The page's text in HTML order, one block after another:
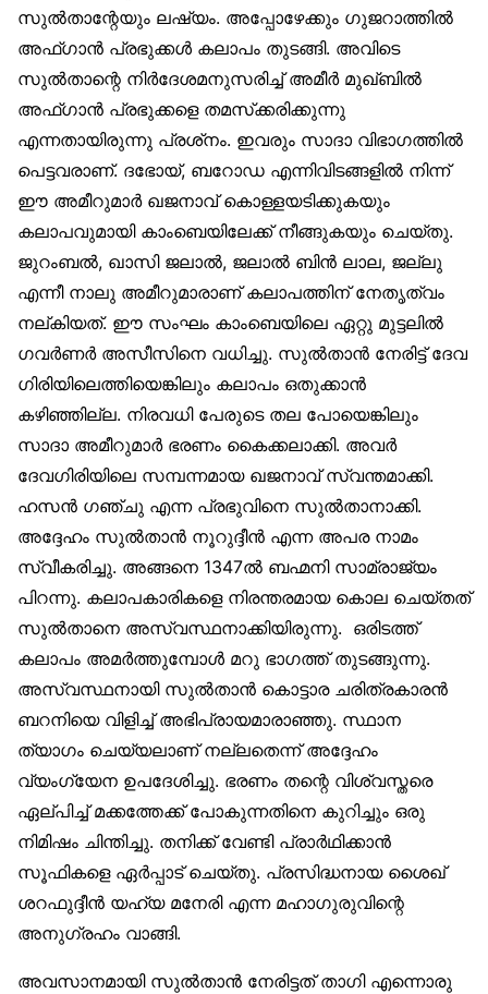
സുല്‍താന്റേയും ലഷ്യം. അപ്പോഴേക്കും ഗുജറാത്തില്‍
അഫ്ഗാന്‍ പ്രഭുക്കള്‍ കലാപം തുടങ്ങി. അവിടെ
സുല്‍താന്റെ നിര്‍ദേശമനുസരിച്ച് അമീര്‍ മുഖ്ബില്‍
അഫ്ഗാന്‍ പ്രഭുക്കളെ തമസ്‌ക്കരിക്കുന്നു
എന്നതായിരുന്നു പ്രശ്‌നം. ഇവരും സാദാ വിഭാഗത്തില്‍
പെട്ടവരാണ്. ദഭോയ്, ബറോഡ എന്നിവിടങ്ങളില്‍ നിന്ന്
ഈ അമീറുമാര്‍ ഖജനാവ് കൊള്ളയടിക്കുകയും
കലാപവുമായി കാംബെയിലേക്ക് നീങ്ങുകയും ചെയ്തു.
ജുറംബല്‍, ഖാസി ജലാല്‍, ജലാല്‍ ബിന്‍ ലാല, ജല്ലു
എന്നീ നാലു അമീറുമാരാണ് കലാപത്തിന് നേതൃത്വം
നല്കിയത്. ഈ സംഘം കാംബെയിലെ ഏറ്റു മുട്ടലില്‍
ഗവര്‍ണര്‍ അസീസിനെ വധിച്ചു. സുല്‍താന്‍ നേരിട്ട് ദേവ
ഗിരിയിലെത്തിയെങ്കിലും കലാപം ഒതുക്കാന്‍
കഴിഞ്ഞില്ല. നിരവധി പേരുടെ തല പോയെങ്കിലും
സാദാ അമീറുമാര്‍ ഭരണം കൈക്കലാക്കി. അവര്‍
ദേവഗിരിയിലെ സമ്പന്നമായ ഖജനാവ് സ്വന്തമാക്കി.
ഹസന്‍ ഗഞ്ചു എന്ന പ്രഭുവിനെ സുല്‍താനാക്കി.
അദ്ദേഹം സുല്‍താന്‍ നൂറുദ്ദീന്‍ എന്ന അപര നാമം
സ്വീകരിച്ചു. അങ്ങനെ 1347ല്‍ ബഹ്മനി സാമ്രാജ്യം
പിറന്നു. കലാപകാരികളെ നിരന്തരമായ കൊല ചെയ്തത്
സുല്‍താനെ അസ്വസ്ഥനാക്കിയിരുന്നു. ഒരിടത്ത്
കലാപം അമര്‍ത്തുമ്പോള്‍ മറു ഭാഗത്ത് തുടങ്ങുന്നു.
അസ്വസ്ഥനായി സുല്‍താന്‍ കൊട്ടാര ചരിത്രകാരന്‍
ബറനിയെ വിളിച്ച് അഭിപ്രായമാരാഞ്ഞു. സ്ഥാന
ത്യാഗം ചെയ്യലാണ് നല്ലതെന്ന് അദ്ദേഹം
വ്യംഗ്യേന ഉപദേശിച്ചു. ഭരണം തന്റെ വിശ്വസ്തരെ
ഏല്പിച്ച് മക്കത്തേക്ക് പോകുന്നതിനെ കുറിച്ചും ഒരു
നിമിഷം ചിന്തിച്ചു. തനിക്ക് വേണ്ടി പ്രാര്‍ഥിക്കാന്‍
സൂഫികളെ ഏര്‍പ്പാട് ചെയ്തു. പ്രസിദ്ധനായ ശൈഖ്
ശറഫുദ്ദീന്‍ യഹ്‌യ മനേരി എന്ന മഹാഗുരുവിന്റെ
അനുഗ്രഹം വാങ്ങി.
അവസാനമായി സുല്‍താന്‍ നേരിട്ടത് താഗി എന്നൊരു